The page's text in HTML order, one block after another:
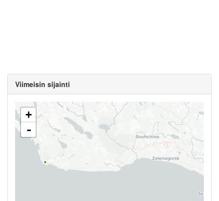
Viimeisin sijainti
+
-